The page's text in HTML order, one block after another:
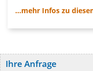
...mehr Infos zu
Ihre Anfrage